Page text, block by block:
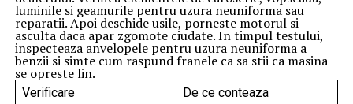
luminile si geamurile pentru uzura neuniforma sau
reparatii. Apoi deschide usile, porneste motorul si
asculta daca apar zgomote ciudate. In timpul testului,
inspecteaza anvelopele pentru uzura neuniforma a
benzii si simte cum raspund franele ca sa stii ca masina
se opreste lin.
Verificare
De ce conteaza